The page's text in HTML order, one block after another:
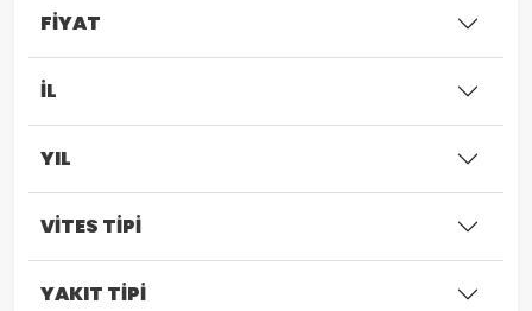
FİYAT
İL
YIL
VİTES TİPİ
YAKIT TİPİ